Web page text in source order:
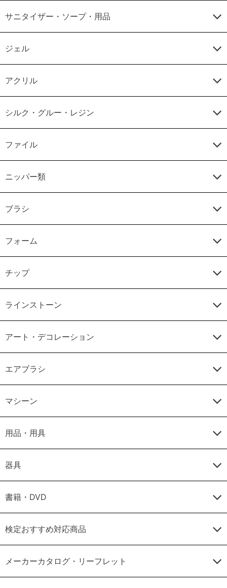
サニタイザー・ソープ・用品
ジェル
アクリル
シルク・グルー・レジン
ファイル
ニッパー類
ブラシ
フォーム
チップ
ラインストーン
アート・デコレーション
エアブラシ
マシーン
用品・用具
器具
書籍・DVD
検定おすすめ対応商品
メーカーカタログ・リーフレット